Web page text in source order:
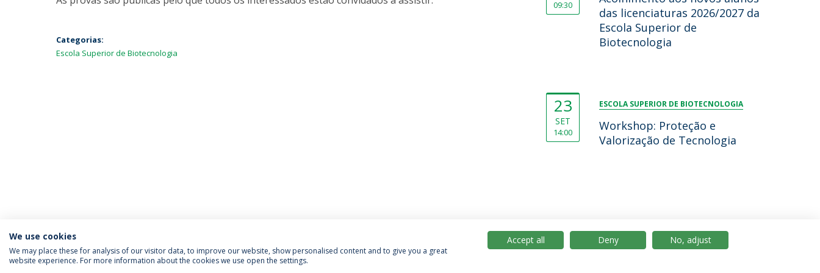
Categorias:
Escola Superior de Biotecnologia
09:30
das licenciaturas 2026/2027 da
Escola Superior de
Biotecnologia
23
SET
14:00
ESCOLA SUPERIOR DE BIOTECNOLOGIA
Workshop: Proteção e
Valorização de Tecnologia
We use cookies
We may place these for analysis of our visitor data, to improve our website, show personalised content and to give you a great
website experience. For more information about the cookies we use open the settings.
Accept all Deny No, adjust